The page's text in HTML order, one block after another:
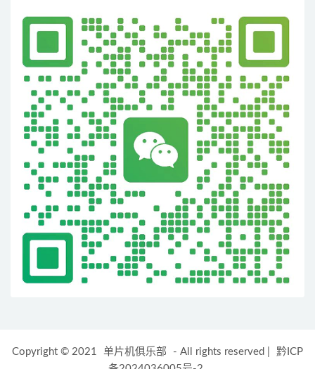
Copyright © 2021 单片机俱乐部 - All rights reserved
黔ICP